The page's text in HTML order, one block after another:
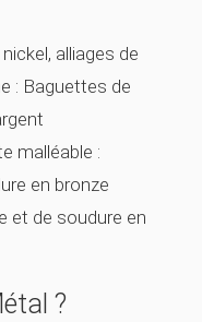
alliages de
: Baguettes de
malléable :
en bronze
et de soudure en
?